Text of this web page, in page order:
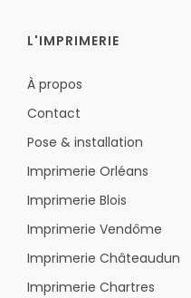
L'IMPRIMERIE
À propos
Contact
Pose & installation
Imprimerie Orléans
Imprimerie Blois
Imprimerie Vendôme
Imprimerie Châteaudun
Imprimerie Chartres